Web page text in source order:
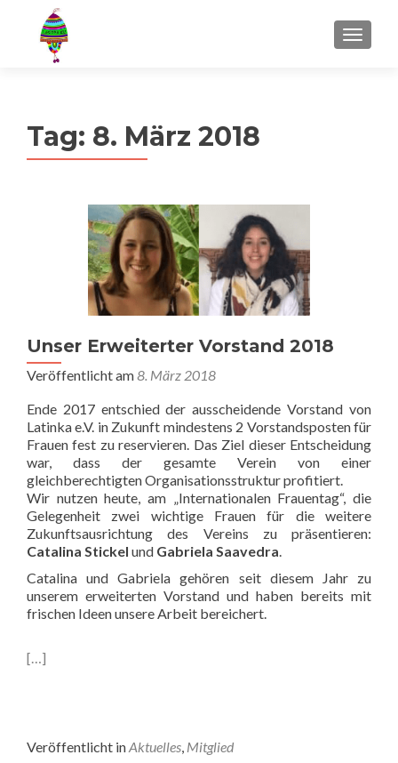
MENU
Tag: 8. März 2018
Unser Erweiterter Vorstand 2018
Veröffentlicht am8. März 2018
Ende 2017 entschied der ausscheidende Vorstand von
Latinka e.V. in Zukunft mindestens 2 Vorstandsposten für
Frauen fest zu reservieren. Das Ziel dieser Entscheidung
war, dass der gesamte Verein von einer
gleichberechtigten Organisationsstruktur profitiert.
Wir nutzen heute, am „Internationalen Frauentag“, die
Gelegenheit zwei wichtige Frauen für die weitere
Zukunftsausrichtung des Vereins zu präsentieren:
Catalina Stickel und Gabriela Saavedra.
Catalina und Gabriela gehören seit diesem Jahr zu
unserem erweiterten Vorstand und haben bereits mit
frischen Ideen unsere Arbeit bereichert.
[…]
Veröffentlicht inAktuelles, Mitglied